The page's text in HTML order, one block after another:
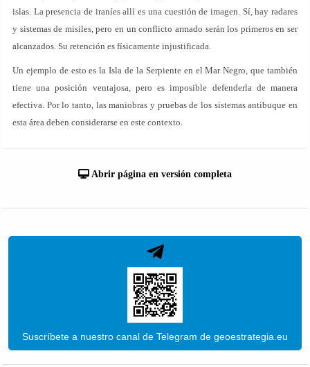
islas. La presencia de iraníes allí es una cuestión de imagen. Sí, hay radares
y sistemas de misiles, pero en un conflicto armado serán los primeros en ser
alcanzados. Su retención es físicamente injustificada.
Un ejemplo de esto es la Isla de la Serpiente en el Mar Negro, que también
tiene una posición ventajosa, pero es imposible defenderla de manera
efectiva. Por lo tanto, las maniobras y pruebas de los sistemas antibuque en
esta área deben considerarse en este contexto.
Abrir página en versión completa
Suscríbete a nuestro canal de Telegram de geoestrategia.eu